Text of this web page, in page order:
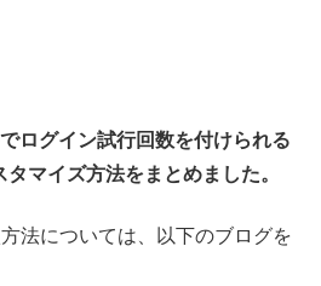
ログイン試行回数を付けられる
タマイズ方法をまとめました。
法については、以下のブログを